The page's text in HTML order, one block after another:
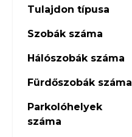
Tulajdon típusa
Szobák száma
Hálószobák száma
Fürdőszobák száma
Parkolóhelyek
száma